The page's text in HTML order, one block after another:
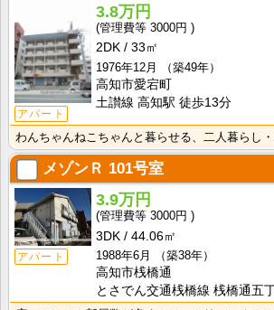
アパート
3.8万円
3000円
2DK
33㎡
1976年12月
（築49年）
高知市愛宕町
土讃線 高知駅 徒歩13分
メゾンＲ 101号室
アパート
3.9万円
3000円
3DK
44.06㎡
1988年6月
（築38年）
高知市桟橋通
とさでん交通桟橋線 桟橋通五